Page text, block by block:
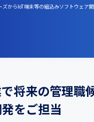
からIoT端末等の組込みソフトウェア
将来の管理職
をご担当